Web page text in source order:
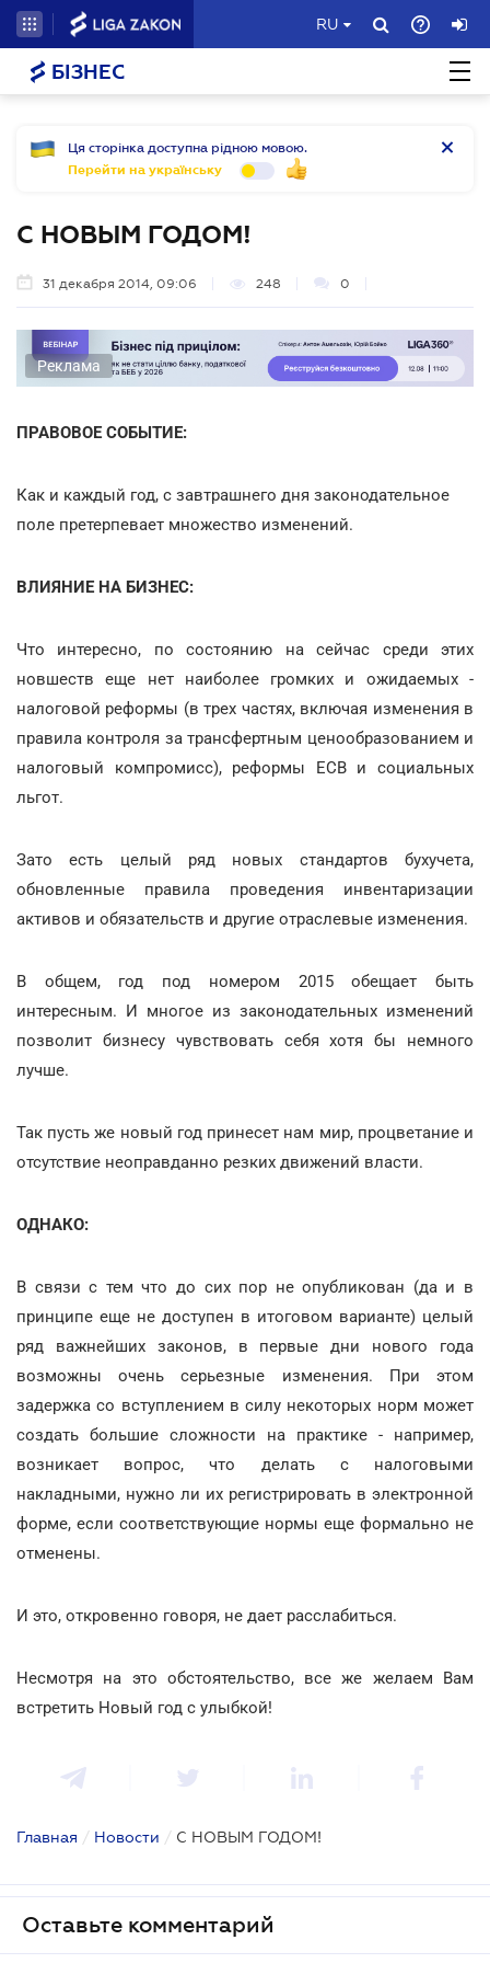
RU
БІЗНЕС
Ця сторінка доступна рідною мовою.
Перейти на українську
С НОВЫМ ГОДОМ!
31 декабря 2014, 09:06 248 0
Реклама
ПРАВОВОЕ СОБЫТИЕ:
Как и каждый год, с завтрашнего дня законодательное
поле претерпевает множество изменений.
ВЛИЯНИЕ НА БИЗНЕС:
Что интересно, по состоянию на сейчас среди этих
новшеств еще нет наиболее громких и ожидаемых -
налоговой реформы (в трех частях, включая изменения в
правила контроля за трансфертным ценообразованием и
налоговый компромисс), реформы ЕСВ и социальных
льгот.
Зато есть целый ряд новых стандартов бухучета,
обновленные правила проведения инвентаризации
активов и обязательств и другие отраслевые изменения.
В общем, год под номером 2015 обещает быть
интересным. И многое из законодательных изменений
позволит бизнесу чувствовать себя хотя бы немного
лучше.
Так пусть же новый год принесет нам мир, процветание и
отсутствие неоправданно резких движений власти.
ОДНАКО:
В связи с тем что до сих пор не опубликован (да и в
принципе еще не доступен в итоговом варианте) целый
ряд важнейших законов, в первые дни нового года
возможны очень серьезные изменения. При этом
задержка со вступлением в силу некоторых норм может
создать большие сложности на практике - например,
возникает вопрос, что делать с налоговыми
накладными, нужно ли их регистрировать в электронной
форме, если соответствующие нормы еще формально не
отменены.
И это, откровенно говоря, не дает расслабиться.
Несмотря на это обстоятельство, все же желаем Вам
встретить Новый год с улыбкой!
Главная / Новости / С НОВЫМ ГОДОМ!
Оставьте комментарий